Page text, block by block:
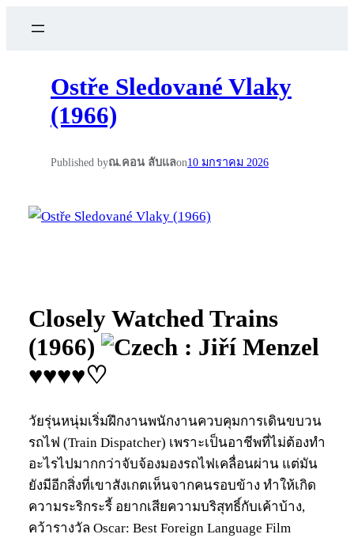
Ostře Sledované Vlaky
(1966)
Published byณ.คอน ลับแลon10 มกราคม 2026
Closely Watched Trains
(1966)
: Jiří Menzel
♥♥♥♥♡
วัยรุ่นหนุ่มเริ่มฝึกงานพนักงานควบคุมการเดินขบวน
รถไฟ (Train Dispatcher) เพราะเป็นอาชีพที่ไม่ต้องทำ
อะไรไปมากกว่าจับจ้องมองรถไฟเคลื่อนผ่าน แต่มัน
ยังมีอีกสิ่งที่เขาสังเกตเห็นจากคนรอบข้าง ทำให้เกิด
ความระริกระรี้ อยากเสียความบริสุทธิ์กับเค้าบ้าง,
คว้ารางวัล Oscar: Best Foreign Language Film